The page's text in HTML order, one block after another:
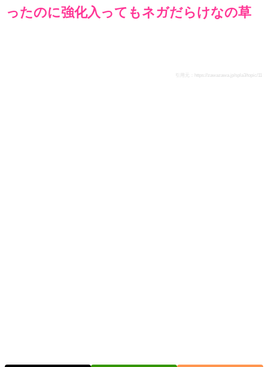
ったのに強化入ってもネガだらけなの草
引用元： https://zawazawa.jp/spla3/topic/11